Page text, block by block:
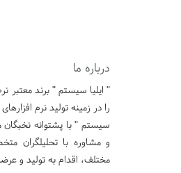
درباره ما
" ایلیا سیستم " برند
سیستم " با پشتوانه نخبگان
و مشاوره با تحلیلگران
مختلف، اقدام به تولید و